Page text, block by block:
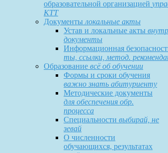
образовательной организацией
КТТ
Документы локальные акты
Устав и локальные акты
документы
Информационная
ты, ссылки, метод.
Образование всё об обучении
Формы и сроки обучения
важно знать абитуриенту
Методические документы
для обеспечения обр.
процесса
Специальности выбирай, не
зевай
О численности
обучающихся, результатах